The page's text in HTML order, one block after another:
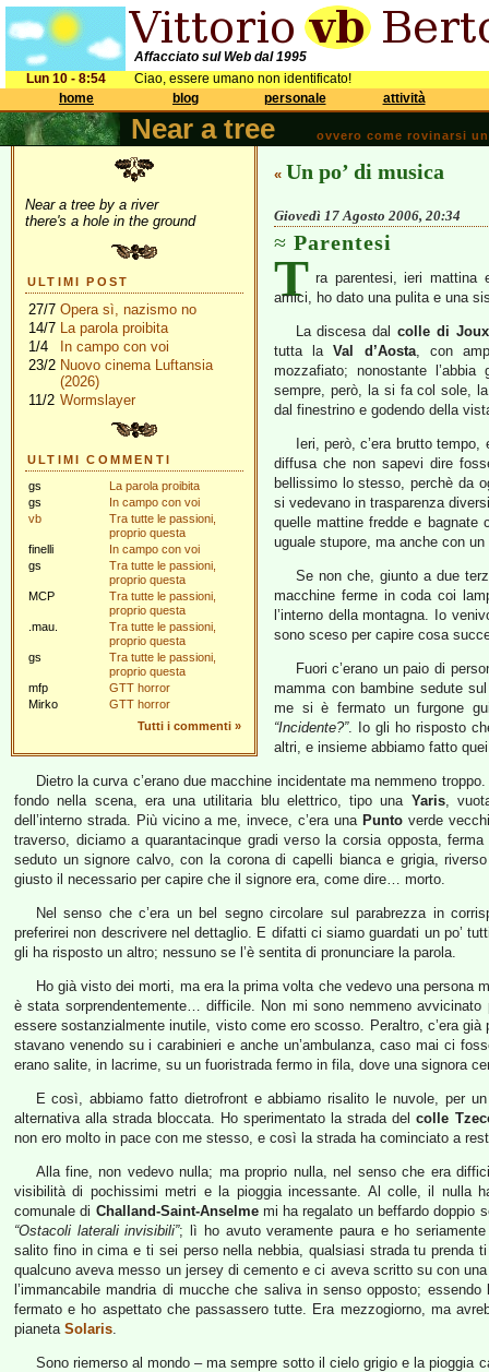
Affacciato sul Web dal 1995
Lun 10 - 8:54
Ciao, essere umano non identificato!
home
blog personale attività
Near a tree ovvero come rovinarsi
Near a tree by a river
there's a hole in the ground
ULTIMI POST
27/7 Opera sì, nazismo no
14/7 La parola proibita
1/4
In campo con voi
23/2 Nuovo cinema Luftansia
(2026)
11/2 Wormslayer
ULTIMI COMMENTI
gs
La parola proibita
gs
In campo con voi
vb
Tra tutte le passioni,
proprio questa
finelli
In campo con voi
gs
Tra tutte le passioni,
proprio questa
MCP
Tra tutte le passioni,
proprio questa
.mau.
Tra tutte le passioni,
proprio questa
gs
Tra tutte le passioni,
proprio questa
mfp
GTT horror
Mirko
GTT horror
Tutti i commenti »
« Un po’ di musica
Giovedì 17 Agosto 2006, 20:34
Parentesi
T ra parentesi, ieri mattina
amici, ho dato una pulita e una
La discesa dalcolle di Joux
tutta laVal d’Aosta, con
mozzafiato; nonostante
sempre, però, la si fa col sole,
dal finestrino e godendo della
Ieri, però, c’era brutto
diffusa che non sapevi dire
bellissimo lo stesso, perchè da
si vedevano in trasparenza
quelle mattine fredde e bagnate
uguale stupore, ma anche con un
Se non che, giunto a due
macchine ferme in coda coi
l’interno della montagna. Io
sono sceso per capire cosa
Fuori c’erano un paio di
mamma con bambine sedute
me si è fermato un furgone
“Incidente?”. Io gli ho risposto
altri, e insieme abbiamo fatto
Dietro la curva c’erano due macchine incidentate ma nemmeno
fondo nella scena, era una utilitaria blu elettrico, tipo una Yaris,
dell’interno strada. Più vicino a me, invece, c’era una Puntoverde
traverso, diciamo a quarantacinque gradi verso la corsia opposta,
seduto un signore calvo, con la corona di capelli bianca e grigia,
giusto il necessario per capire che il signore era, come dire… morto.
Nel senso che c’era un bel segno circolare sul parabrezza in
preferirei non descrivere nel dettaglio. E difatti ci siamo guardati un po’
gli ha risposto un altro; nessuno se l’è sentita di pronunciare la parola.
Ho già visto dei morti, ma era la prima volta che vedevo una persona
è stata sorprendentemente… difficile. Non mi sono nemmeno
essere sostanzialmente inutile, visto come ero scosso. Peraltro, c’era
stavano venendo su i carabinieri e anche un’ambulanza, caso mai ci
erano salite, in lacrime, su un fuoristrada fermo in fila, dove una signora
E così, abbiamo fatto dietrofront e abbiamo risalito le nuvole, per
alternativa alla strada bloccata. Ho sperimentato la strada delcolle
non ero molto in pace con me stesso, e così la strada ha cominciato a
Alla fine, non vedevo nulla; ma proprio nulla, nel senso che era
visibilità di pochissimi metri e la pioggia incessante. Al colle, il nulla
comunale di Challand-Saint-Anselmemi ha regalato un beffardo doppio
“Ostacoli laterali invisibili”; lì ho avuto veramente paura e ho
salito fino in cima e ti sei perso nella nebbia, qualsiasi strada tu prenda
qualcuno aveva messo un jersey di cemento e ci aveva scritto su con
l’immancabile mandria di mucche che saliva in senso opposto;
fermato e ho aspettato che passassero tutte. Era mezzogiorno, ma
pianeta Solaris.
Sono riemerso al mondo – ma sempre sotto il cielo grigio e la pioggia